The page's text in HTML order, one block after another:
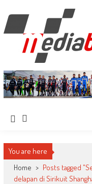
Seputar MotoGP GP2 GP3 F2 F3
You are here
Home > Posts tagged
delapan di Sirikuit